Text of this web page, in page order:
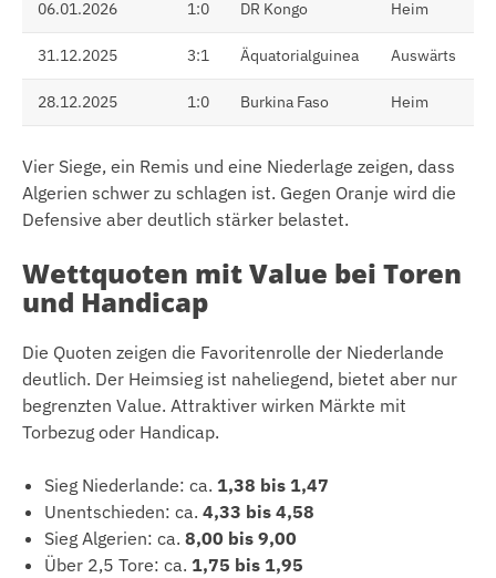
06.01.2026 1:0 DR Kongo Heim
31.12.2025 3:1 Äquatorialguinea Auswärts
28.12.2025 1:0 Burkina Faso Heim
Vier Siege, ein Remis und eine Niederlage zeigen, dass
Algerien schwer zu schlagen ist. Gegen Oranje wird die
Defensive aber deutlich stärker belastet.
Wettquoten mit Value bei Toren
und Handicap
Die Quoten zeigen die Favoritenrolle der Niederlande
deutlich. Der Heimsieg ist naheliegend, bietet aber nur
begrenzten Value. Attraktiver wirken Märkte mit
Torbezug oder Handicap.
Sieg Niederlande: ca. 1,38 bis 1,47
Unentschieden: ca. 4,33 bis 4,58
Sieg Algerien: ca. 8,00 bis 9,00
Über 2,5 Tore: ca. 1,75 bis 1,95